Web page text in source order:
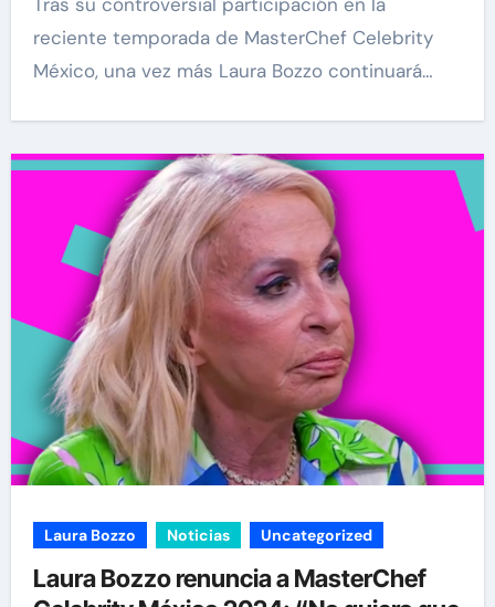
reciente temporada de MasterChef Celebrity
México, una vez más Laura Bozzo continuará…
Laura Bozzo Noticias Uncategorized
Laura Bozzo renuncia a MasterChef